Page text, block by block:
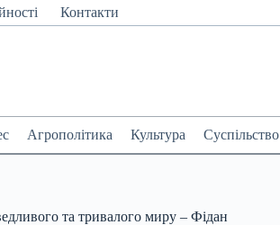
Контакти
Агрополітика Культура Суспільство
та тривалого миру – Фідан